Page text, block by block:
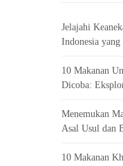
Jelajahi
Indonesia yang
10 Makanan
Dicoba:
Menemukan
Asal Usul dan
10 Makanan